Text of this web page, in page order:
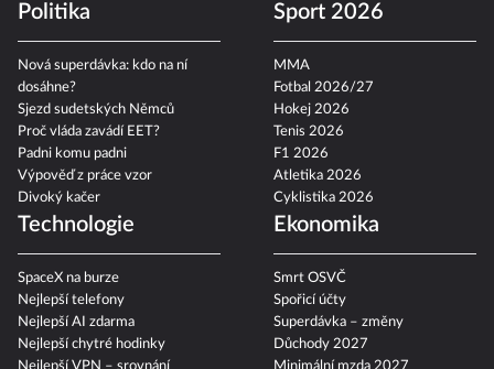
Politika
Nová superdávka: kdo na ní
dosáhne?
Sjezd sudetských Němců
Proč vláda zavádí EET?
Padni komu padni
Výpověď z práce vzor
Divoký kačer
Sport 2026
MMA
Fotbal 2026/27
Hokej 2026
Tenis 2026
F1 2026
Atletika 2026
Cyklistika 2026
Technologie
SpaceX na burze
Nejlepší telefony
Nejlepší AI zdarma
Nejlepší chytré hodinky
Ekonomika
Smrt OSVČ
Spořicí účty
Superdávka – změny
Důchody 2027